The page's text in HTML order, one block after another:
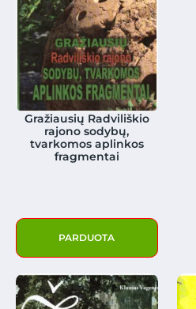
Gražiausių Radviliškio
rajono sodybų,
tvarkomos aplinkos
fragmentai
PARDUOTA